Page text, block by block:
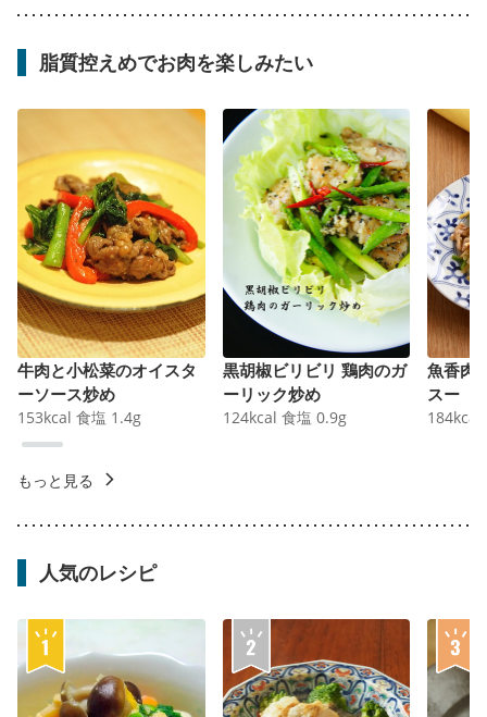
脂質控えめでお肉を楽しみたい
牛肉と小松菜のオイスタ
ーソース炒め
153kcal 食塩 1.4g
黒胡椒ビリビリ 鶏肉のガ
ーリック炒め
124kcal 食塩 0.9g
魚香肉
スー
184kcal
もっと見る
人気のレシピ